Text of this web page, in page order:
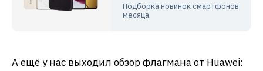
Подборка новинок смартфонов
месяца.
А ещё у нас выходил обзор флагмана от Huawei: